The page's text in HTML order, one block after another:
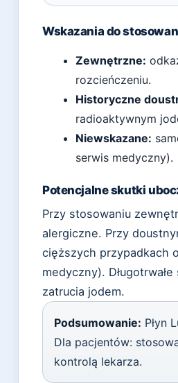
Wskazania do
Zewnętrzne:
rozcieńczeniu.
Historyczne
radioaktywnym
Niewskazane:
serwis medyczny).
Potencjalne skutki
Przy stosowaniu
alergiczne. Przy
cięższych przypadkach
medyczny).
zatrucia jodem.
Podsumowanie: Płyn
Dla pacjentów:
kontrolą lekarza.